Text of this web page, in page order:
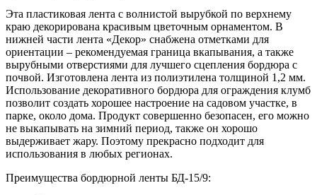
Эта пластиковая лента с волнистой вырубкой по верхнему
краю декорирована красивым цветочным орнаментом. В
нижней части лента «Декор» снабжена отметками для
ориентации – рекомендуемая граница вкапывания, а также
вырубными отверстиями для лучшего сцепления бордюра с
почвой. Изготовлена лента из полиэтилена толщиной 1,2 мм.
Использование декоративного бордюра для ограждения клумб
позволит создать хорошее настроение на садовом участке, в
парке, около дома. Продукт совершенно безопасен, его можно
не выкапывать на зимний период, также он хорошо
выдерживает жару. Поэтому прекрасно подходит для
использования в любых регионах.
Преимущества бордюрной ленты БД-15/9: